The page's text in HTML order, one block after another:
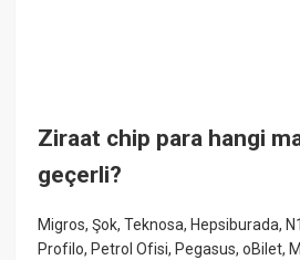
Ziraat chip para hangi
geçerli?
Migros, Şok, Teknosa, Hepsiburada,
Profilo, Petrol Ofisi, Pegasus, oBilet,